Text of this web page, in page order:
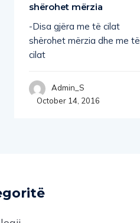
shërohet mërzia
-Disa gjëra me të cilat
shërohet mërzia dhe me të
cilat
Admin_S
October 14, 2016